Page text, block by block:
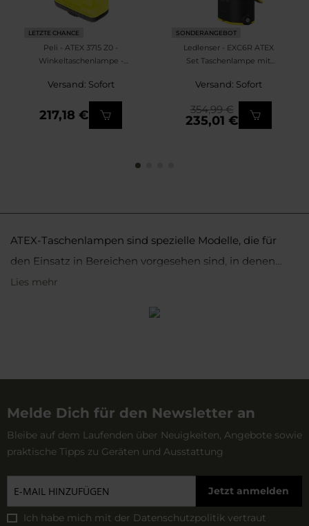
LETZTE CHANCE
Peli - ATEX 3715 Z0 -
Winkeltaschenlampe -
Versand: Sofort
217,18 €
SONDERANGEBOT
Ledlenser - EXC6R ATEX
Set Taschenlampe mit
Versand: Sofort
235,01 €
354,99 €
Lies mehr
ATEX-Taschenlampen sind spezielle Modelle, die für
den Einsatz in Bereichen vorgesehen sind, in denen
Explosionsgefahr durch Gase, Dämpfe oder Stäube
Nighsearcher, Mactronic oder Ledlenser an. Alle diese
Widerstandsfähigkeit aus, und viele von ihnen bieten
Melde Dich für den Newsletter an
Bleibe auf dem Laufenden über Neuigkeiten, Angebote sowie
praktische Tipps zu Geräten und Ausstattung
Jetzt anmelden
Ich habe mich mit der Datenschutzpolitik vertraut